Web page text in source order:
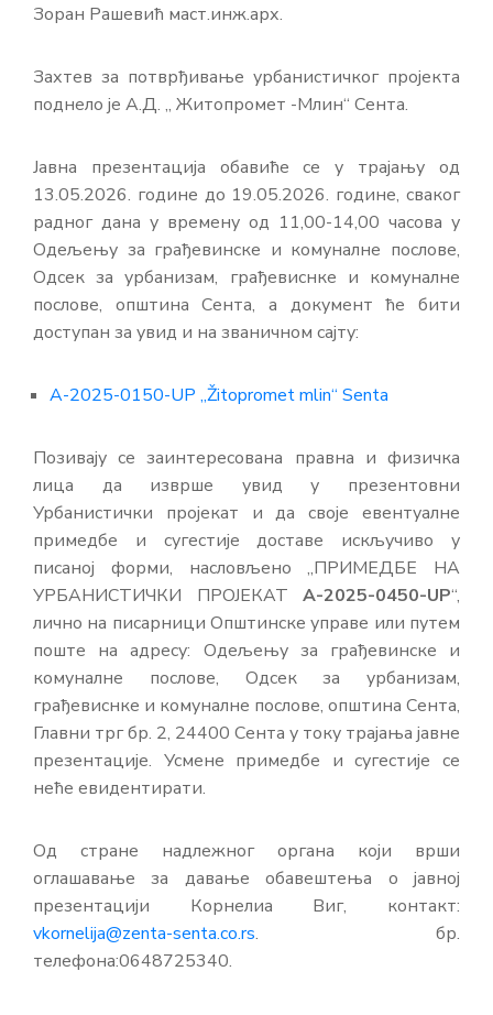
Зоран Рашевић маст.инж.арх.
Захтев за потврђивање урбанистичког пројекта
поднело је А.Д. „ Житопромет -Млин“ Сента.
Јавна презентација обавиће се у трајању од
13.05.2026. године до 19.05.2026. године, сваког
радног дана у времену од 11,00-14,00 часова у
Одељењу за грађевинске и комуналне послове,
Одсек за урбанизам, грађевиснке и комуналне
послове, општина Сента, а документ ће бити
доступан за увид и на званичном сајту:
A-2025-0150-UP „Žitopromet mlin“ Senta
Позивају се заинтересована правна и физичка
лица да изврше увид у презентовни
Урбанистички пројекат и да своје евентуалне
примедбе и сугестије доставе искључиво у
писаној форми, насловљено „ПРИМЕДБЕ НА
УРБАНИСТИЧКИ ПРОЈЕКАТ A-2025-0450-UP“,
лично на писарници Општинске управе или путем
поште на адресу: Одељењу за грађевинске и
комуналне послове, Одсек за урбанизам,
грађевиснке и комуналне послове, општина Сента,
Главни трг бр. 2, 24400 Сента у току трајања јавне
презентације. Усмене примедбе и сугестије се
неће евидентирати.
Од стране надлежног органа који врши
оглашавање за давање обавештења о јавној
презентацији Корнелиа Виг, контакт:
vkornelija@zenta-senta.co.rs. бр.
телефона:0648725340.